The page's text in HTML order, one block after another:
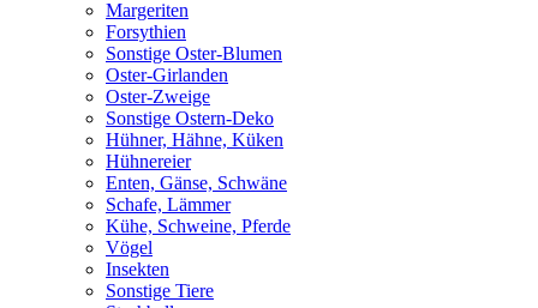
Margeriten
Forsythien
Sonstige Oster-Blumen
Oster-Girlanden
Oster-Zweige
Sonstige Ostern-Deko
Hühner, Hähne, Küken
Hühnereier
Enten, Gänse, Schwäne
Schafe, Lämmer
Kühe, Schweine, Pferde
Vögel
Insekten
Sonstige Tiere